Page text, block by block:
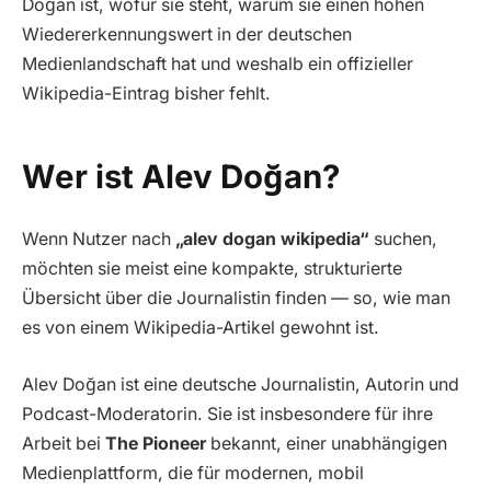
Doğan ist, wofür sie steht, warum sie einen hohen
Wiedererkennungswert in der deutschen
Medienlandschaft hat und weshalb ein offizieller
Wikipedia-Eintrag bisher fehlt.
Wer ist Alev Doğan?
Wenn Nutzer nach „alev dogan wikipedia“ suchen,
möchten sie meist eine kompakte, strukturierte
Übersicht über die Journalistin finden — so, wie man
es von einem Wikipedia-Artikel gewohnt ist.
Alev Doğan ist eine deutsche Journalistin, Autorin und
Podcast-Moderatorin. Sie ist insbesondere für ihre
Arbeit bei The Pioneerbekannt, einer unabhängigen
Medienplattform, die für modernen, mobil